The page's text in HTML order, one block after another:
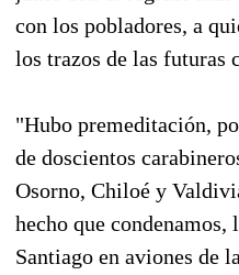
con los pobladores, a
los trazos de las futuras
"Hubo premeditación,
de doscientos
Osorno, Chiloé y
hecho que
Santiago en aviones de